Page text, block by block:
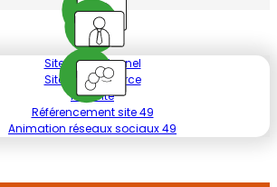
Site professionnel
Site e-commerce
Mini site
Référencement site 49
Animation réseaux sociaux 49